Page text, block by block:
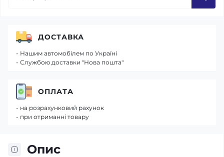
Опис
ДОСТАВКА
- Нашим автомобілем по Україні
- Службою доставки "Нова пошта"
ОПЛАТА
- на розрахунковий рахунок
- при отриманні товару